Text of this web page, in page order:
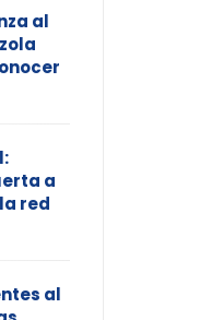
al
a
red
al